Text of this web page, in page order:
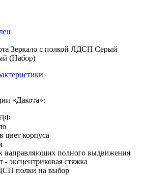
Зеркало с полкой ЛДСП Серый
(Набор)
«Дакота»:
корпуса
направляющих полного выдвижения
эксцентриковая стяжка
полки на выбор